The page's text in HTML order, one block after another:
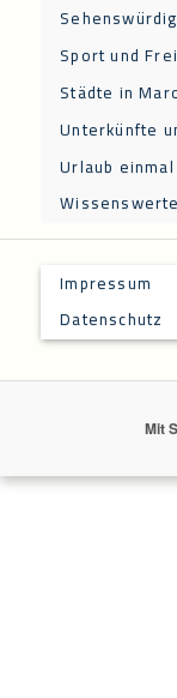
Sport und
Städte in
Unterkünfte
Urlaub
Impressum
Datenschutz
Mit